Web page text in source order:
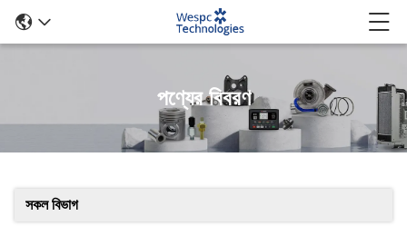
পণ্যের বিবরণ
সকল বিভাগ